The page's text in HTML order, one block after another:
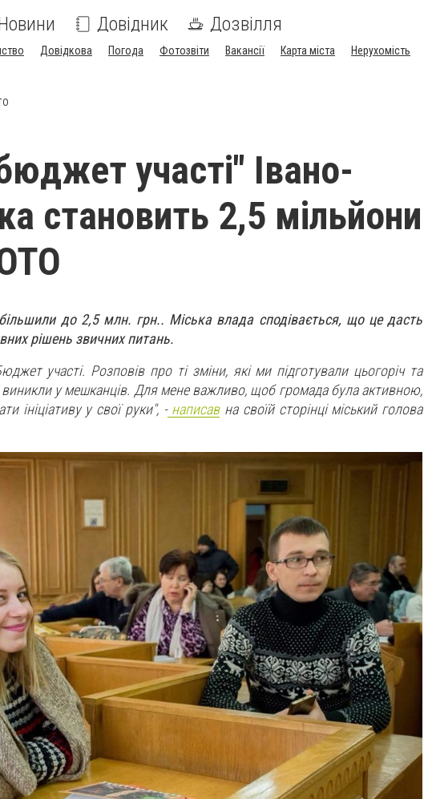
Довідник Дозвілля
Довідкова Погода Фотозвіти Вакансії Карта міста
Нерухомість
участі" Івано-
становить 2,5 мільйони
до 2,5 млн. грн.. Міська влада сподівається, що це дасть
рішень звичних питань.
участі. Розповів про ті зміни, які ми підготували цьогоріч та
виникли у мешканців. Для мене важливо, щоб громада була активною,
ініціативу у свої руки", -написавна своїй сторінці міський голова